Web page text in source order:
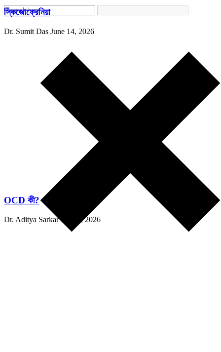
স্কিজোফ্রেনিয়া
Dr. Sumit Das June 14, 2026
OCD কী?
Dr. Aditya SarkarJune 6, 2026